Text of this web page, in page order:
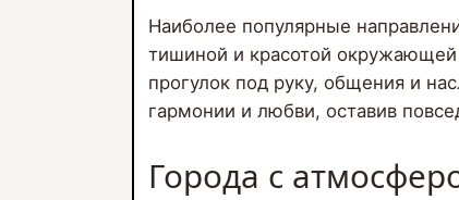
Наиболее популярные
тишиной и красотой
прогулок под руку, общения и
гармонии и любви, оставив
Города с